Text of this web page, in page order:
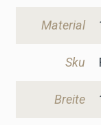
Material
Sku
Breite